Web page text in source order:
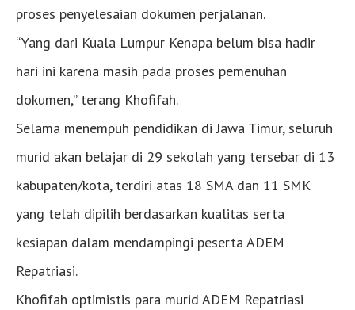
proses penyelesaian dokumen perjalanan.
“Yang dari Kuala Lumpur Kenapa belum bisa hadir
hari ini karena masih pada proses pemenuhan
dokumen,” terang Khofifah.
Selama menempuh pendidikan di Jawa Timur, seluruh
murid akan belajar di 29 sekolah yang tersebar di 13
kabupaten/kota, terdiri atas 18 SMA dan 11 SMK
yang telah dipilih berdasarkan kualitas serta
kesiapan dalam mendampingi peserta ADEM
Repatriasi.
Khofifah optimistis para murid ADEM Repatriasi